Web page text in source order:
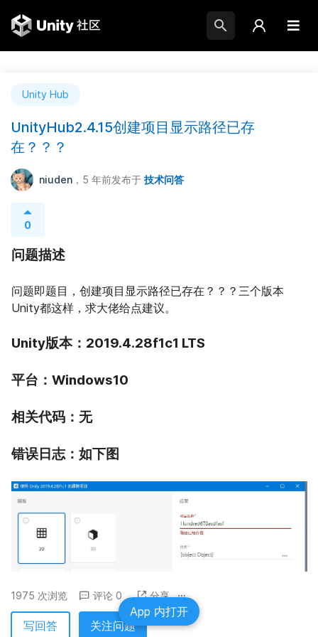
Unity Hub
UnityHub2.4.15创建项目显示路径已存
在？？？
niuden ，5 年前发布于 技术问答
0
问题描述
问题即题目，创建项目显示路径已存在？？？三个版本
Unity都这样，求大佬给点建议。
Unity版本：2019.4.28f1c1 LTS
平台：Windows10
相关代码：无
错误日志：如下图
1975 次浏览 评论 0 分享
写回答 关注问题
App 内打开